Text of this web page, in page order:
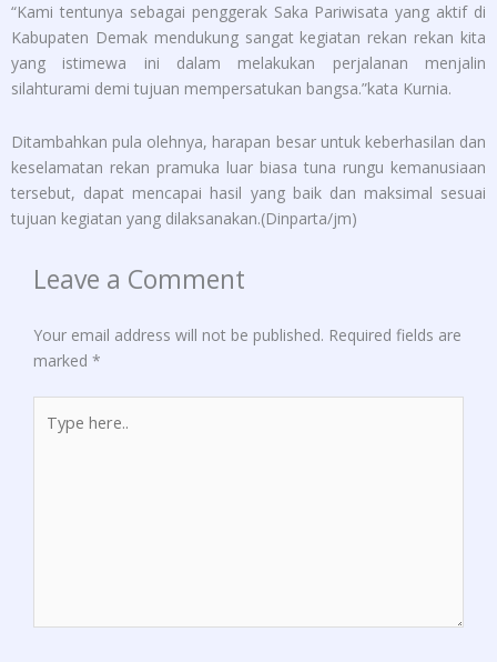
“Kami tentunya sebagai penggerak Saka Pariwisata yang aktif di
Kabupaten Demak mendukung sangat kegiatan rekan rekan kita
yang istimewa ini dalam melakukan perjalanan menjalin
silahturami demi tujuan mempersatukan bangsa.”kata Kurnia.
Ditambahkan pula olehnya, harapan besar untuk keberhasilan dan
keselamatan rekan pramuka luar biasa tuna rungu kemanusiaan
tersebut, dapat mencapai hasil yang baik dan maksimal sesuai
tujuan kegiatan yang dilaksanakan.(Dinparta/jm)
Leave a Comment
Your email address will not be published. Required fields are
marked *
here..